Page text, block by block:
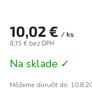
10,02 € / ks
8,15 € bez DPH
cena:
Na sklade ✓
Môžeme doručiť do: